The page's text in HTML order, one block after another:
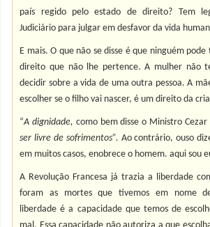
país regido pelo estado de direito? Tem
Judiciário para julgar em desfavor da vida
E mais. O que não se disse é que ninguém
direito que não lhe pertence. A mulher não
decidir sobre a vida de uma outra pessoa. A
escolher se o filho vai nascer, é um direito da
“A dignidade, como bem disse o Ministro
ser livre de sofrimentos”. Ao contrário, ouso
em muitos casos, enobrece o homem. aqui sou
A Revolução Francesa já trazia a liberdade
foram as mortes que tivemos em nome
liberdade é a capacidade que temos de